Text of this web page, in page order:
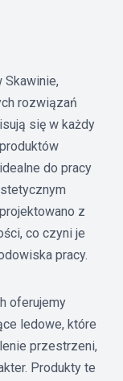
Skawinie,
rozwiązań
się w każdy
do pracy
z
co czyni je
pracy.
oferujemy
ledowe, które
przestrzeni,
Produkty te